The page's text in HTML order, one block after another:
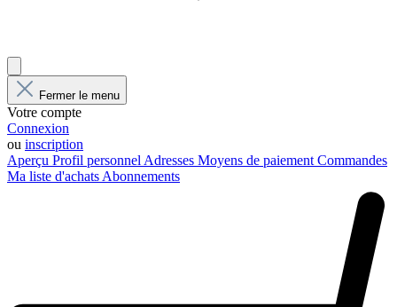
Fermer le menu
Votre compte
Connexion
ou inscription
Aperçu Profil personnel Adresses Moyens de paiement Commandes
Ma liste d'achats Abonnements